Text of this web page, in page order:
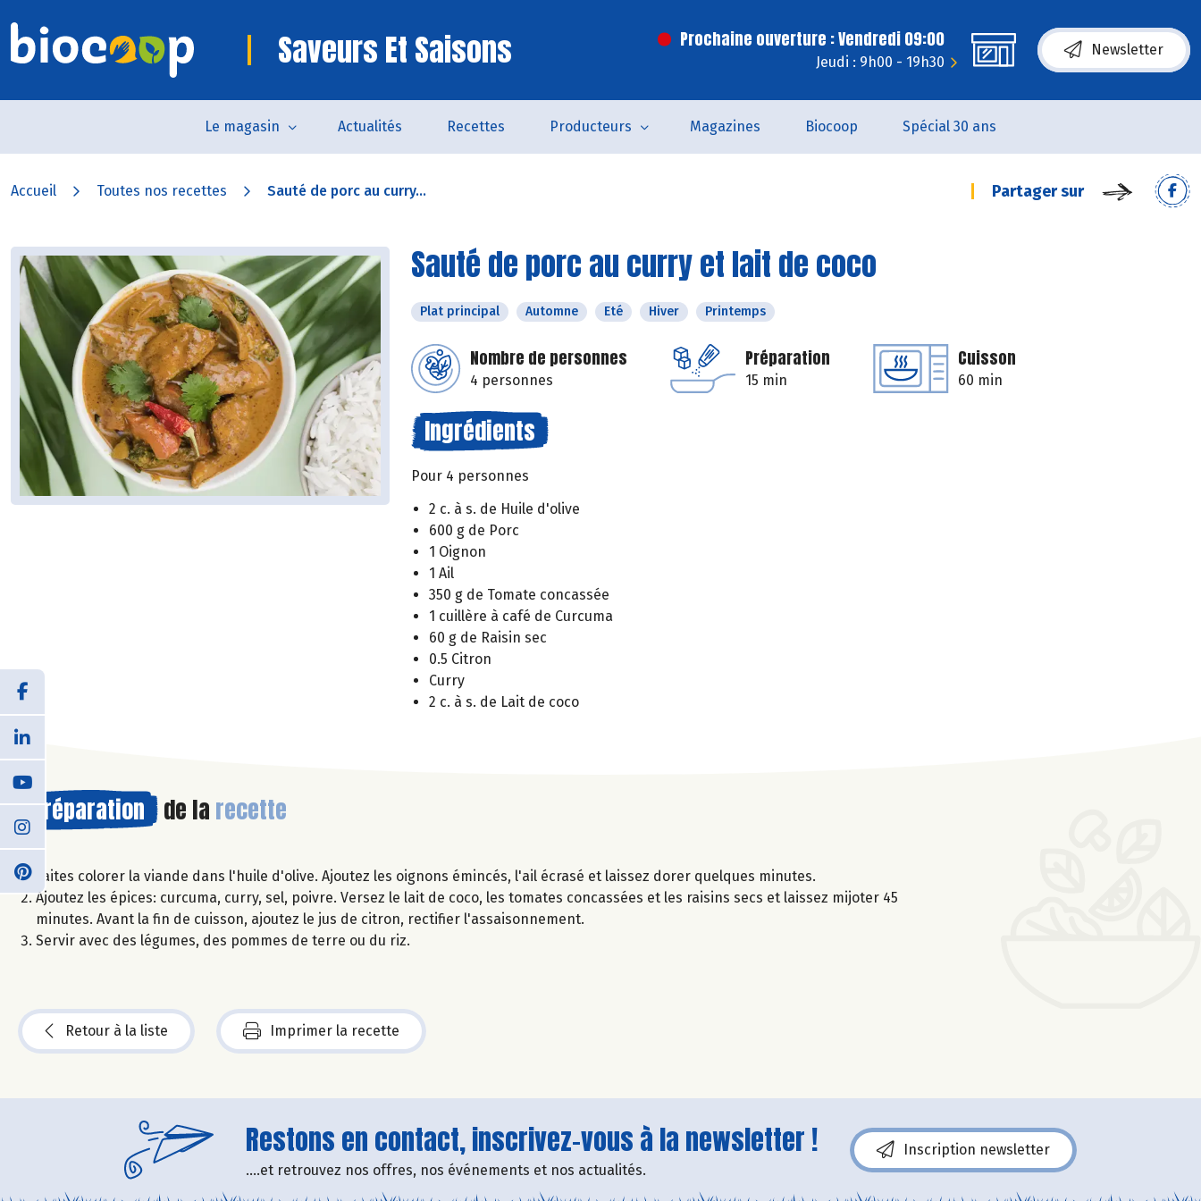
Saveurs Et Saisons Prochaine ouverture : Vendredi 09:00
Jeudi : 9h00 - 19h30
Newsletter
Le magasin Actualités Recettes Producteurs Magazines Biocoop Spécial 30 ans
Accueil Toutes nos recettes Sauté de porc au curry... Partager sur
Sauté de porc au curry et lait de coco
Plat principal Automne Eté Hiver Printemps
Nombre de personnes
4 personnes
Préparation
15 min
Cuisson
60 min
Ingrédients
Pour 4 personnes
2 c. à s. de Huile d'olive
600 g de Porc
1 Oignon
1 Ail
350 g de Tomate concassée
1 cuillère à café de Curcuma
60 g de Raisin sec
0.5 Citron
Curry
2 c. à s. de Lait de coco
Préparation de la recette
Faites colorer la viande dans l'huile d'olive. Ajoutez les oignons émincés, l'ail écrasé et laissez dorer quelques minutes.
Ajoutez les épices: curcuma, curry, sel, poivre. Versez le lait de coco, les tomates concassées et les raisins secs et laissez mijoter 45
minutes. Avant la fin de cuisson, ajoutez le jus de citron, rectifier l'assaisonnement.
Servir avec des légumes, des pommes de terre ou du riz.
Retour à la liste Imprimer la recette
Restons en contact, inscrivez-vous à la newsletter !
....et retrouvez nos offres, nos événements et nos actualités.
Inscription newsletter